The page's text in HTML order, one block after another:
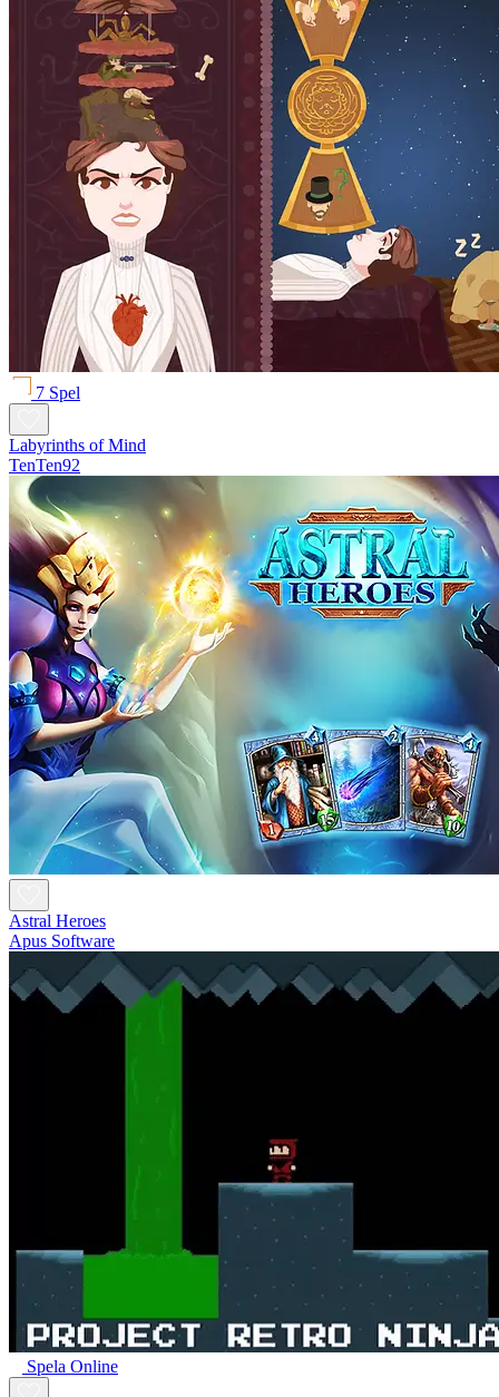
7 Spel
Labyrinths of Mind
TenTen92
Astral Heroes
Apus Software
Spela Online